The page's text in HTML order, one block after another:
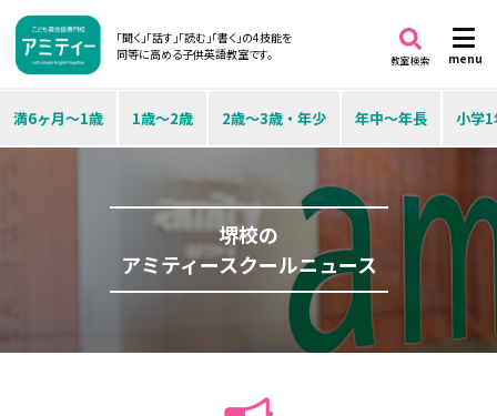
「聞く」「話す」「読む」「書く」の4技能を
同等に高める子供英語教室です。
menu
教室検索
満6ヶ月～1歳 1歳～2歳 2歳～3歳・年少 年中～年長 小学
堺校の
アミティースクールニュース